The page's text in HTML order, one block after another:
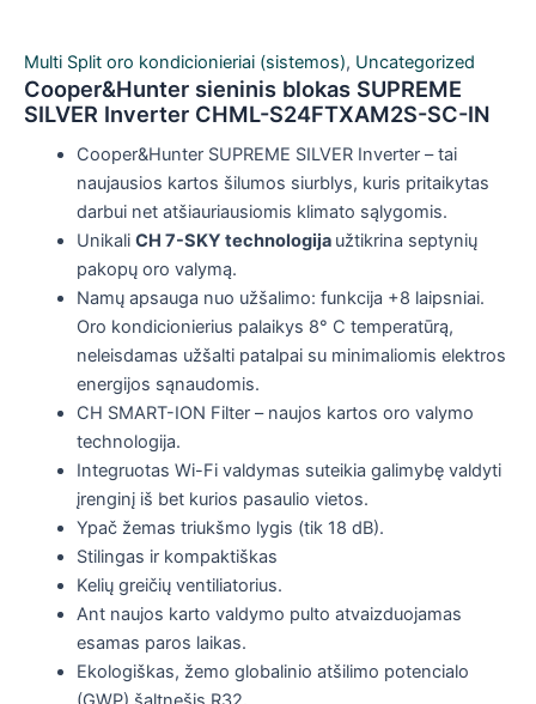
Multi Split oro kondicionieriai (sistemos), Uncategorized
Cooper&Hunter sieninis blokas SUPREME
SILVER Inverter CHML-S24FTXAM2S-SC-IN
Cooper&Hunter SUPREME SILVER Inverter – tai
naujausios kartos šilumos siurblys, kuris pritaikytas
darbui net atšiauriausiomis klimato sąlygomis.
Unikali CH 7-SKY technologija užtikrina septynių
pakopų oro valymą.
Namų apsauga nuo užšalimo: funkcija +8 laipsniai.
Oro kondicionierius palaikys 8° C temperatūrą,
neleisdamas užšalti patalpai su minimaliomis elektros
energijos sąnaudomis.
CH SMART-ION Filter – naujos kartos oro valymo
technologija.
Integruotas Wi-Fi valdymas suteikia galimybę valdyti
įrenginį iš bet kurios pasaulio vietos.
Ypač žemas triukšmo lygis (tik 18 dB).
Stilingas ir kompaktiškas
Kelių greičių ventiliatorius.
Ant naujos karto valdymo pulto atvaizduojamas
esamas paros laikas.
Ekologiškas, žemo globalinio atšilimo potencialo